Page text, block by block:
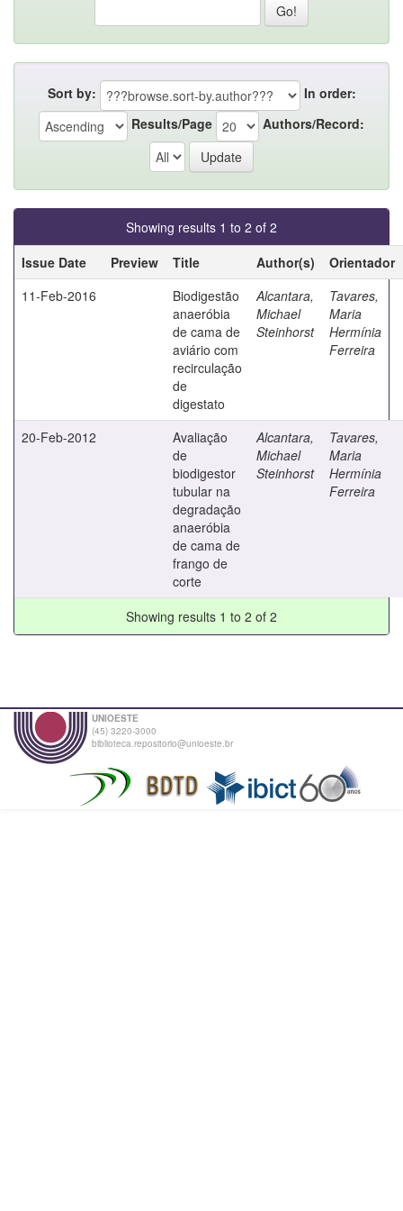
Sort by:
In order:
Results/Page
Authors/Record:
Showing results 1 to 2 of 2
Issue Date
Preview Title Author(s)
Orientador
11-Feb-2016
Biodigestão
anaeróbia
de cama de
aviário com
recirculação
de
digestato
Alcantara,
Michael
Steinhorst
Tavares,
Maria
Hermínia
Ferreira
20-Feb-2012
Avaliação
de
biodigestor
tubular na
degradação
anaeróbia
de cama de
frango de
corte
Alcantara,
Michael
Steinhorst
Tavares,
Maria
Hermínia
Ferreira
Showing results 1 to 2 of 2
UNIOESTE
(45) 3220-3000
biblioteca.repositorio@unioeste.br